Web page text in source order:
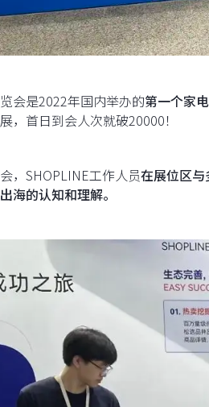
会是2022年国内举办的第一个家
，首日到会人次就破20000！
，SHOPLINE工作人员在展位区
海的认知和理解。